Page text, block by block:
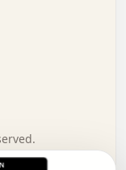
.   .   +   .
.   .   .   .
.   .   .
.   :   .   x
.   .   .   .